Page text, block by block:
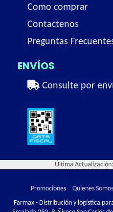
Como comprar
Contactenos
Preguntas
ENVÍOS
Consulte por
Última
Promociones Quienes Somos
Farmax - Distribución y logística